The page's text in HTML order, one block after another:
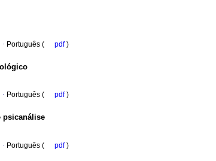
· Português ( pdf)
· Português ( pdf)
psicanálise
· Português ( pdf)